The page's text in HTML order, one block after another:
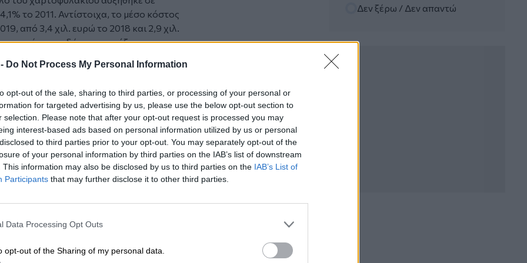
Do Not Process My Personal Information
opt-out of the sale, sharing to third parties, or processing of your personal or
for targeted advertising by us, please use the below opt-out section to
selection. Please note that after your opt-out request is processed you may
interest-based ads based on personal information utilized by us or personal
to third parties prior to your opt-out. You may separately opt-out of the
of your personal information by third parties on the IAB’s list of downstream
This information may also be disclosed by us to third parties on the IAB’s List of
Participants that may further disclose it to other third parties.
Data Processing Opt Outs
opt-out of the Sharing of my personal data.
το 2011. Αντίστοιχα, το μέσο κόστος
από 3,4 χιλ. ευρώ το 2018 και 2,9 χιλ.
οδήγησε σε αύξηση του
το 2019 (75,4% συνολικά από το
επίπεδο της ασφαλιστικής αγοράς,
ασφαλιστικών προγραμμάτων που
στη βάση των διαφορετικών
έκθεση στον κίνδυνο, ύψος
διαφέρουν των γενικών δεικτών που
στον υπολογισμό του καθαρού κόστους
με βάση την έκθεση στον κίνδυνο ανά
Η Ελλάδα που αντιστέκεται και επιμένει
05.08.2026 - 09:20
Καλοκαιρινό ταξίδι: Οι 8 συμβουλές που
αξίζει να δώσει κάθε ασφαλιστής
Δεν ξέρω / Δεν απαντώ